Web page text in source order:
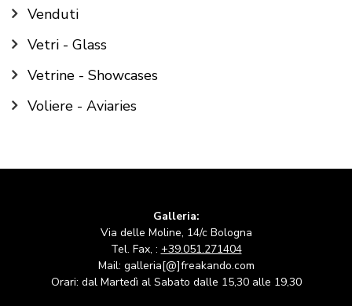
Venduti
Vetri - Glass
Vetrine - Showcases
Voliere - Aviaries
Galleria:
Via delle Moline, 14/c Bologna
Tel. Fax, : +39.051.271404
Mail: galleria[@]freakando.com
Orari: dal Martedì al Sabato dalle 15,30 alle 19,30